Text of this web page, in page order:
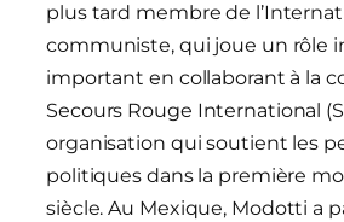
plus tard membre de
communiste, qui joue un rôle
important en collaborant à la
Secours Rouge International
organisation qui soutient les
politiques dans la première
siècle. Au Mexique, Modotti a